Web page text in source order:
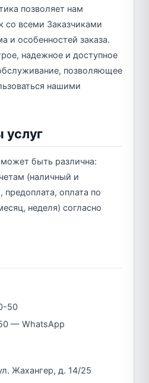
позволяет нам
со всеми Заказчиками
и особенностей заказа.
надежное и доступное
позволяющее
нашими
услуг
быть различна:
(наличный и
предоплата, оплата по
неделя) согласно
50
— WhatsApp
Жахангер, д. 14/25